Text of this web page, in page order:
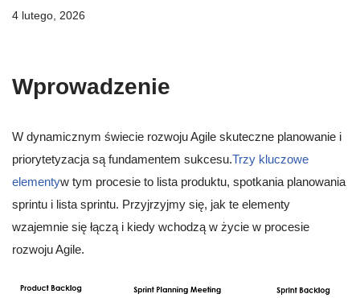
4 lutego, 2026
Wprowadzenie
W dynamicznym świecie rozwoju Agile skuteczne planowanie i
priorytetyzacja są fundamentem sukcesu.Trzy kluczowe
elementyw tym procesie to lista produktu, spotkania planowania
sprintu i lista sprintu. Przyjrzyjmy się, jak te elementy
wzajemnie się łączą i kiedy wchodzą w życie w procesie
rozwoju Agile.